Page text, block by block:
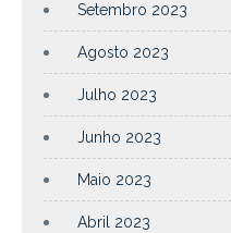
Setembro 2023
Agosto 2023
Julho 2023
Junho 2023
Maio 2023
Abril 2023